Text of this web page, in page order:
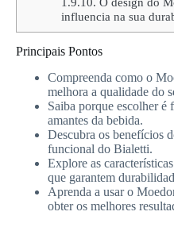
influencia na sua
Principais Pontos
Compreenda como o
melhora a qualidade do
Saiba porque escolher é
amantes da bebida.
Descubra os benefícios
funcional do Bialetti.
Explore as
que garantem
Aprenda a usar o
obter os melhores